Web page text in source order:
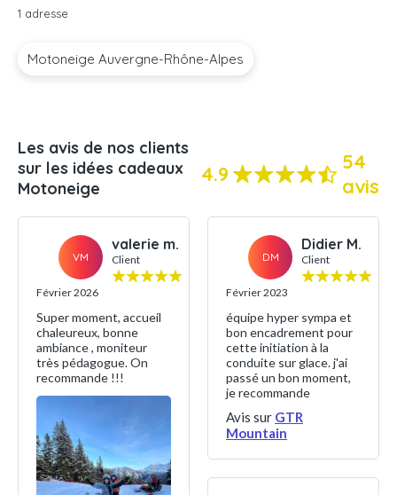
1 adresse
Motoneige Auvergne-Rhône-Alpes
Les avis de nos clients
sur les idées cadeaux
Motoneige
4.9
54
avis
VM
valerie m.
Client
Février 2026
Super moment, accueil
chaleureux, bonne
ambiance , moniteur
très pédagogue. On
recommande !!!
DM
Didier M.
Client
Février 2023
équipe hyper sympa et
bon encadrement pour
cette initiation à la
conduite sur glace. j'ai
passé un bon moment,
je recommande
Avis sur GTR
Mountain